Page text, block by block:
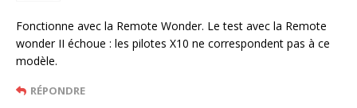
Fonctionne avec la Remote Wonder. Le test avec la Remote
wonder II échoue : les pilotes X10 ne correspondent pas à ce
modèle.
RÉPONDRE